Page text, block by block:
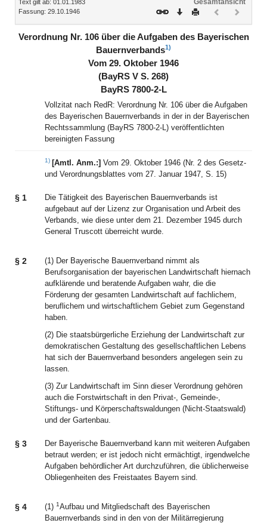
Text gilt ab: 01.01.1983
Fassung: 29.10.1946
Download
DruckenVorheriges
Verordnung Nr. 106 über die Aufgaben des Bayerischen
Bauernverbands1)
Vom 29. Oktober 1946
(BayRS V S. 268)
BayRS 7800-2-L
Vollzitat nach RedR: Verordnung Nr. 106 über die Aufgaben
des Bayerischen Bauernverbands in der in der Bayerischen
Rechtssammlung (BayRS 7800-2-L) veröffentlichten
bereinigten Fassung
1) [Amtl. Anm.:] Vom 29. Oktober 1946 (Nr. 2 des Gesetz-
und Verordnungsblattes vom 27. Januar 1947, S. 15)
§ 1
Die Tätigkeit des Bayerischen Bauernverbands ist
aufgebaut auf der Lizenz zur Organisation und Arbeit des
Verbands, wie diese unter dem 21. Dezember 1945 durch
General Truscott überreicht wurde.
§ 2
(1) Der Bayerische Bauernverband nimmt als
Berufsorganisation der bayerischen Landwirtschaft hiernach
aufklärende und beratende Aufgaben wahr, die die
Förderung der gesamten Landwirtschaft auf fachlichem,
beruflichem und wirtschaftlichem Gebiet zum Gegenstand
haben.
(2) Die staatsbürgerliche Erziehung der Landwirtschaft zur
demokratischen Gestaltung des gesellschaftlichen Lebens
hat sich der Bauernverband besonders angelegen sein zu
lassen.
(3) Zur Landwirtschaft im Sinn dieser Verordnung gehören
auch die Forstwirtschaft in den Privat-, Gemeinde-,
Stiftungs- und Körperschaftswaldungen (Nicht-Staatswald)
und der Gartenbau.
§ 3
Der Bayerische Bauernverband kann mit weiteren Aufgaben
betraut werden; er ist jedoch nicht ermächtigt, irgendwelche
Aufgaben behördlicher Art durchzuführen, die üblicherweise
Obliegenheiten des Freistaates Bayern sind.
§ 4 (1) 1Aufbau und Mitgliedschaft des Bayerischen
Bauernverbands sind in den von der Militärregierung